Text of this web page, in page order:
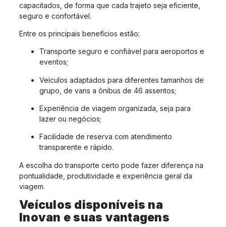
capacitados, de forma que cada trajeto seja eficiente,
seguro e confortável.
Entre os principais benefícios estão:
Transporte seguro e confiável para aeroportos e
eventos;
Veículos adaptados para diferentes tamanhos de
grupo, de vans a ônibus de 46 assentos;
Experiência de viagem organizada, seja para
lazer ou negócios;
Facilidade de reserva com atendimento
transparente e rápido.
A escolha do transporte certo pode fazer diferença na
pontualidade, produtividade e experiência geral da
viagem.
Veículos disponíveis na
Inovan e suas vantagens